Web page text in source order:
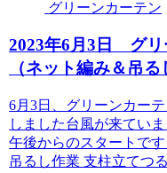
グリーンカーテン
2023年6月3日 グリ
（ネット編み＆吊る
6月3日、グリーンカー
しました台風が来てい
午後からのスタートで
吊るし作業 支柱立てつる